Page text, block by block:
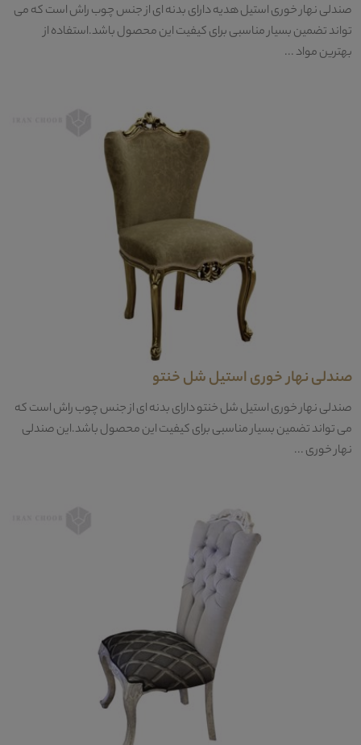
صندلی نهار خوری استیل هدیه دارای بدنه ای از جنس چوب راش است که می
تواند تضمین بسیار مناسبی برای کیفیت این محصول باشد.استفاده از
بهترین مواد ...
صندلی نهار خوری استیل شل خنتو
صندلی نهار خوری استیل شل خنتو دارای بدنه ای از جنس چوب راش است که
می تواند تضمین بسیار مناسبی برای کیفیت این محصول باشد.این صندلی
نهار خوری ...